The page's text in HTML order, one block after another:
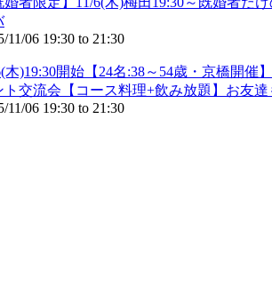
11/06 19:30 to 21:30
木)19:30開始【24名:38～54歳・京橋開
ト交流会【コース料理+飲み放題】お友
11/06 19:30 to 21:30